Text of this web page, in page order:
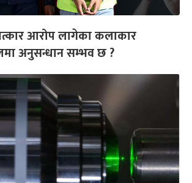
आरोप लागेका कलाकार
अनुसन्धान सम्भव छ ?